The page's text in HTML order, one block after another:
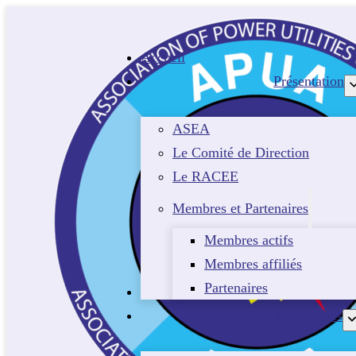
Accueil
Présentation
ASEA
Le Comité de Direction
Le RACEE
Membres et Partenaires
Membres actifs
Membres affiliés
Partenaires
Evénements
Liens utiles